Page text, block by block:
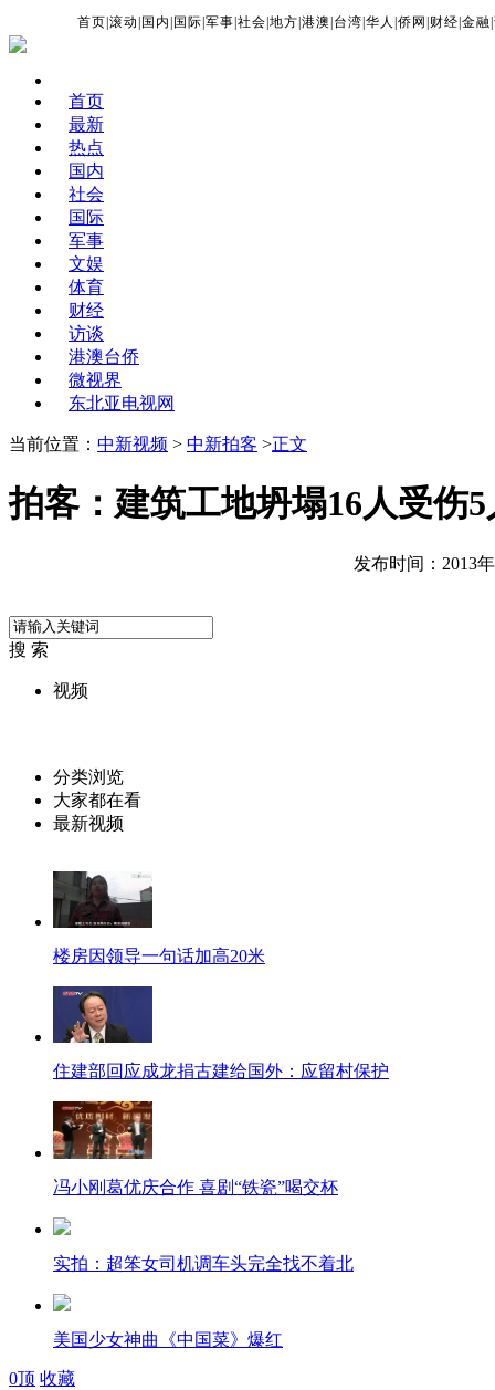
首页 |滚动 国内 国际 |军事 |社会 |地方 |港澳 台湾 |华人 |侨网 财经 |金融 |
首页
最新
热点
国内
社会
国际
军事
文娱
体育
财经
访谈
港澳台侨
微视界
东北亚电视网
当前位置： 中新视频 > 中新拍客 >正文
拍客：建筑工地坍塌16人受伤
发布时间：2013
搜 索
视频
分类浏览
大家都在看
最新视频
楼房因领导一句话加高20米
住建部回应成龙捐古建给国外：应留村保护
冯小刚葛优庆合作 喜剧“铁瓷”喝交杯
实拍：超笨女司机调车头完全找不着北
美国少女神曲《中国菜》爆红
0顶 收藏